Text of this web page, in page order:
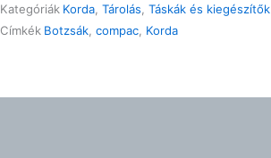
Kategóriák Korda Tárolás Táskák és kiegészítők
Címkék Botzsák compac Korda